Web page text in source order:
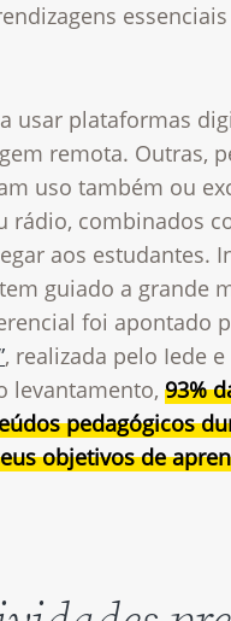
usar plataformas
remota. Outras,
uso também ou
rádio, combinados
aos estudantes.
guiado a grande
foi apontado
, realizada pelo Iede
levantamento, 93%
pedagógicos
objetivos de